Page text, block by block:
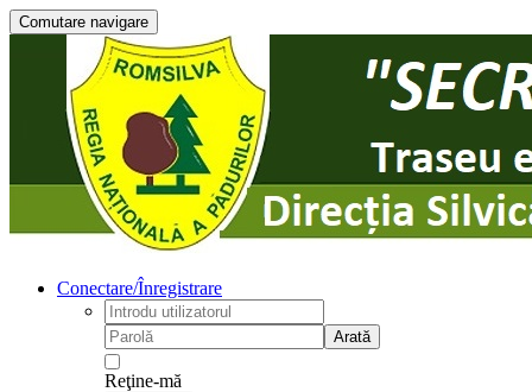
Comutare navigare
Conectare/Înregistrare
Arată
Reţine-mă